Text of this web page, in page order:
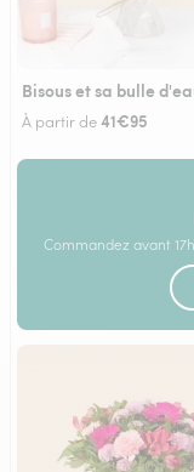
Bisous et sa bulle
À partir de41€95
Commandez avant